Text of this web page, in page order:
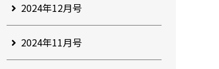
2024年12月号
2024年11月号